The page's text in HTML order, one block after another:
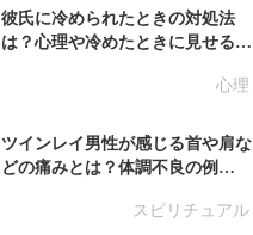
心理
彼氏に冷められたときの対処法
は？心理や冷めたときに見せる…
スピリチュアル
ツインレイ男性が感じる首や肩な
どの痛みとは？体調不良の例…